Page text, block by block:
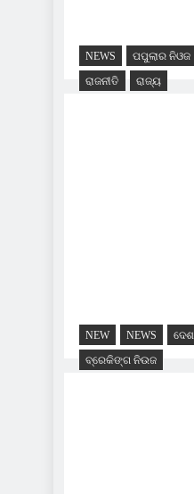
NEWS ପପୁଲାର ନିଓଜ
ରାଜନୀତି
ରାଜ୍ୟ
NEW NEWS
ବ୍ରେକିଙ୍ଗ ନିଉଜ